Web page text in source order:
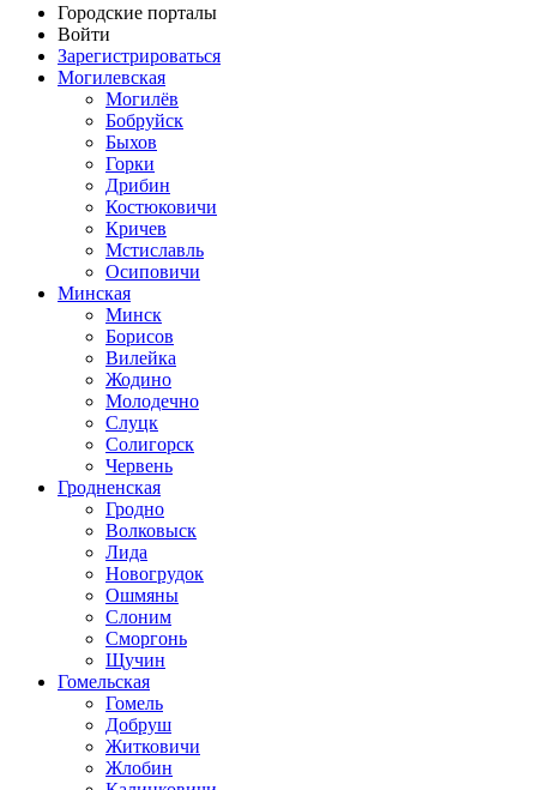
Городские порталы
Войти
Зарегистрироваться
Могилевская
Могилёв
Бобруйск
Быхов
Горки
Дрибин
Костюковичи
Кричев
Мстиславль
Осиповичи
Минская
Минск
Борисов
Вилейка
Жодино
Молодечно
Слуцк
Солигорск
Червень
Гродненская
Гродно
Волковыск
Лида
Новогрудок
Ошмяны
Слоним
Сморгонь
Щучин
Гомельская
Гомель
Добруш
Житковичи
Жлобин